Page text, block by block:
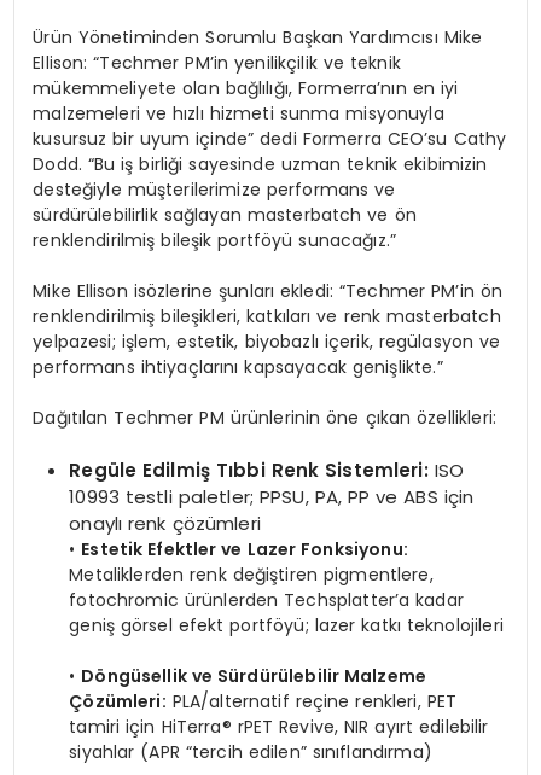
Ürün Yönetiminden Sorumlu Başkan Yardımcısı Mike
Ellison: “Techmer PM’in yenilikçilik ve teknik
mükemmeliyete olan bağlılığı, Formerra’nın en iyi
malzemeleri ve hızlı hizmeti sunma misyonuyla
kusursuz bir uyum içinde” dedi Formerra CEO’su Cathy
Dodd. “Bu iş birliği sayesinde uzman teknik ekibimizin
desteğiyle müşterilerimize performans ve
sürdürülebilirlik sağlayan masterbatch ve ön
renklendirilmiş bileşik portföyü sunacağız.”
Mike Ellison isözlerine şunları ekledi: “Techmer PM’in ön
renklendirilmiş bileşikleri, katkıları ve renk masterbatch
yelpazesi; işlem, estetik, biyobazlı içerik, regülasyon ve
performans ihtiyaçlarını kapsayacak genişlikte.”
Dağıtılan Techmer PM ürünlerinin öne çıkan özellikleri:
Regüle Edilmiş Tıbbi Renk Sistemleri: ISO
10993 testli paletler; PPSU, PA, PP ve ABS için
onaylı renk çözümleri
• Estetik Efektler ve Lazer Fonksiyonu:
Metaliklerden renk değiştiren pigmentlere,
fotochromic ürünlerden Techsplatter’a kadar
geniş görsel efekt portföyü; lazer katkı teknolojileri
• Döngüsellik ve Sürdürülebilir Malzeme
Çözümleri: PLA/alternatif reçine renkleri, PET
tamiri için HiTerra® rPET Revive, NIR ayırt edilebilir
siyahlar (APR “tercih edilen” sınıflandırma)